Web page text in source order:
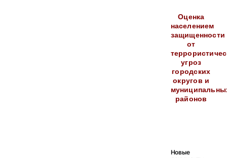
Оценка
населением
защищенности
от
угроз
городских
округов и
районов
Новые